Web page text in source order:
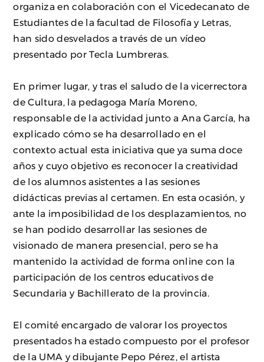
organiza en colaboración con el Vicedecanato de
Estudiantes de la facultad de Filosofía y Letras,
han sido desvelados a través de un vídeo
presentado por Tecla Lumbreras.
En primer lugar, y tras el saludo de la vicerrectora
de Cultura, la pedagoga María Moreno,
responsable de la actividad junto a Ana García, ha
explicado cómo se ha desarrollado en el
contexto actual esta iniciativa que ya suma doce
años y cuyo objetivo es reconocer la creatividad
de los alumnos asistentes a las sesiones
didácticas previas al certamen. En esta ocasión, y
ante la imposibilidad de los desplazamientos, no
se han podido desarrollar las sesiones de
visionado de manera presencial, pero se ha
mantenido la actividad de forma online con la
participación de los centros educativos de
Secundaria y Bachillerato de la provincia.
El comité encargado de valorar los proyectos
presentados ha estado compuesto por el profesor
de la UMA y dibujante Pepo Pérez, el artista